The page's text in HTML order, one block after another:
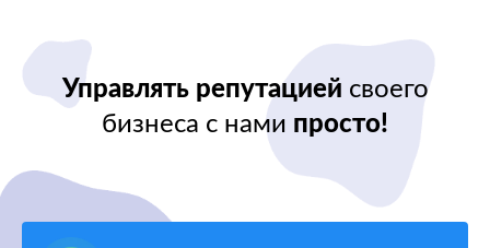
Управлять репутацией своего
бизнеса с нами просто!